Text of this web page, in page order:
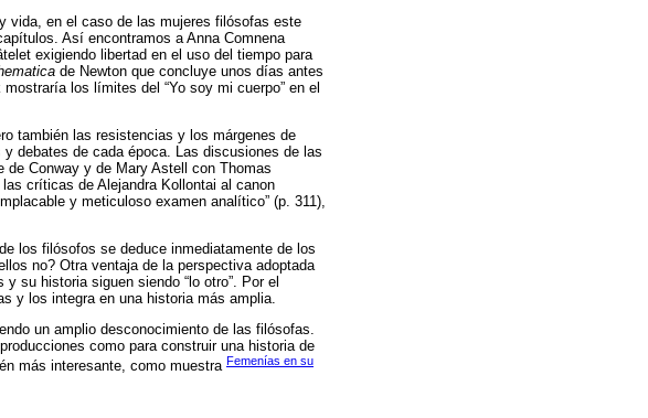
vida, en el caso de las mujeres filósofas este
Así encontramos a Anna Comnena
exigiendo libertad en el uso del tiempo para
de Newton que concluye unos días antes
los límites del “Yo soy mi cuerpo” en el
también las resistencias y los márgenes de
debates de cada época. Las discusiones de las
Conway y de Mary Astell con Thomas
críticas de Alejandra Kollontai al canon
y meticuloso examen analítico” (p. 311),
los filósofos se deduce inmediatamente de los
no? Otra ventaja de la perspectiva adoptada
su historia siguen siendo “lo otro”. Por el
y los integra en una historia más amplia.
un amplio desconocimiento de las filósofas.
como para construir una historia de
más interesante, como muestra Femenías en su